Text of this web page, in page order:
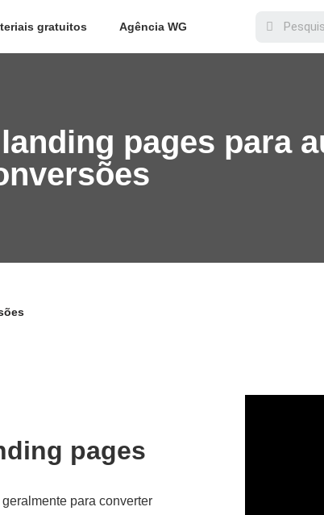
gratuitos Agência WG
pages para
pages
para converter